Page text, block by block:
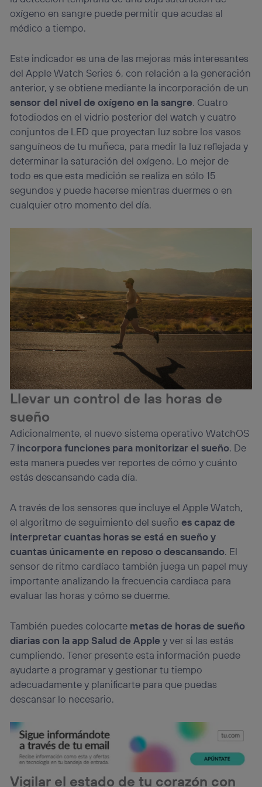
oxígeno en sangre puede permitir que acudas al
médico a tiempo.
Este indicador es una de las mejoras más interesantes
del Apple Watch Series 6, con relación a la generación
anterior, y se obtiene mediante la incorporación de un
sensor del nivel de oxígeno en la sangre. Cuatro
fotodiodos en el vidrio posterior del watch y cuatro
conjuntos de LED que proyectan luz sobre los vasos
sanguíneos de tu muñeca, para medir la luz reflejada y
determinar la saturación del oxígeno. Lo mejor de
todo es que esta medición se realiza en sólo 15
segundos y puede hacerse mientras duermes o en
cualquier otro momento del día.
Llevar un control de las horas de
sueño
Adicionalmente, el nuevo sistema operativo WatchOS
7 incorpora funciones para monitorizar el sueño. De
esta manera puedes ver reportes de cómo y cuánto
estás descansando cada día.
A través de los sensores que incluye el Apple Watch,
el algoritmo de seguimiento del sueñoes capaz de
interpretar cuantas horas se está en sueño y
cuantas únicamente en reposo o descansando. El
sensor de ritmo cardíaco también juega un papel muy
importante analizando la frecuencia cardiaca para
evaluar las horas y cómo se duerme.
También puedes colocarte metas de horas de sueño
diarias con la app Salud de Apple y ver si las estás
cumpliendo. Tener presente esta información puede
ayudarte a programar y gestionar tu tiempo
adecuadamente y planificarte para que puedas
descansar lo necesario.
Vigilar el estado de tu corazón con
navegación del usuario del móvil.
Puedes gestionar los consentimientos Utiq seleccionando
“Administrar Utiq” en la parte inferior de esta página web o
(“consenthub”)
. Para más información, consulta
la política de privacidad de Utiq.